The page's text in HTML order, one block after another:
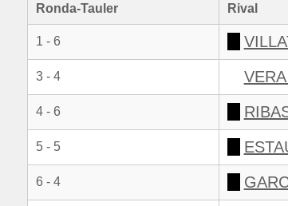
Ronda-Tauler Rival
1 - 6
3 - 4
4 - 6
5 - 5
6 - 4